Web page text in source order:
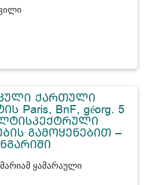
ᲥᲐᲠᲗᲣᲚᲘ
Paris, BnF, géorg. 5
ᲒᲐᲛᲝᲧᲔᲜᲔᲑᲘᲗ –
ყამარაული